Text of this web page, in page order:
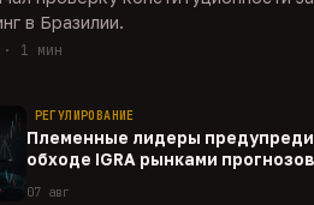
в Бразилии.
1 мин
РЕГУЛИРОВАНИЕ
Племенные лидеры
обходе IGRA рынками прогнозов
07 авг